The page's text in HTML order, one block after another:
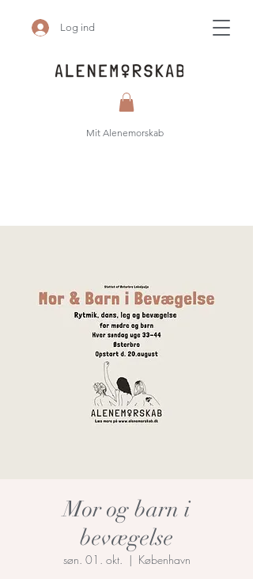
Log ind
Mit Alenemorskab
Mor og barn i
bevægelse
søn. 01. okt.
  |
København